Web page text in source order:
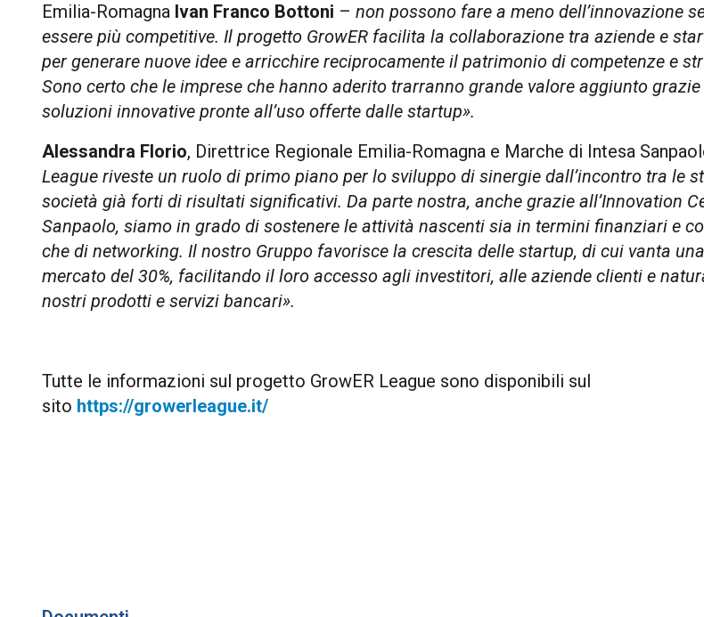
Emilia-Romagna Ivan Franco Bottoni – non possono fare a meno dell’innovazione
essere più competitive. Il progetto GrowER facilita la collaborazione tra aziende e
per generare nuove idee e arricchire reciprocamente il patrimonio di competenze e
Sono certo che le imprese che hanno aderito trarranno grande valore aggiunto
soluzioni innovative pronte all’uso offerte dalle startup».
Alessandra Florio, Direttrice Regionale Emilia-Romagna e Marche di Intesa
League riveste un ruolo di primo piano per lo sviluppo di sinergie dall’incontro tra le
società già forti di risultati significativi. Da parte nostra, anche grazie all’Innovation
Sanpaolo, siamo in grado di sostenere le attività nascenti sia in termini finanziari e
che di networking. Il nostro Gruppo favorisce la crescita delle startup, di cui vanta
mercato del 30%, facilitando il loro accesso agli investitori, alle aziende clienti e
nostri prodotti e servizi bancari».
Tutte le informazioni sul progetto GrowER League sono disponibili sul
sito https://growerleague.it/